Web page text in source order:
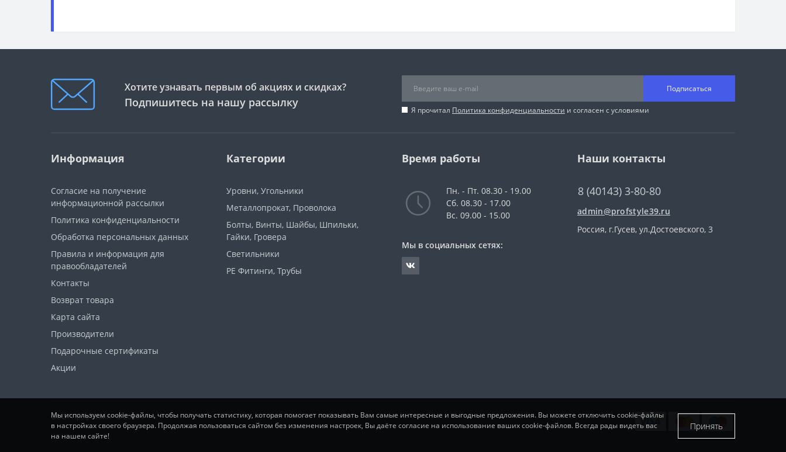
Хотите узнавать первым об акциях и скидках?
Подпишитесь на нашу рассылку
Подписаться
Я прочитал Политика конфиденциальности и согласен с условиями
Информация
Согласие на получение
информационной рассылки
Политика конфиденциальности
Обработка персональных данных
Правила и информация для
правообладателей
Контакты
Возврат товара
Карта сайта
Производители
Подарочные сертификаты
Акции
Категории
Уровни, Угольники
Металлопрокат, Проволока
Болты, Винты, Шайбы, Шпильки,
Гайки, Гровера
Светильники
PE Фитинги, Трубы
Время работы
Пн. - Пт. 08.30 - 19.00
Сб. 08.30 - 17.00
Вс. 09.00 - 15.00
Мы в социальных сетях:
Наши контакты
8 (40143) 3-80-80
admin@profstyle39.ru
Россия, г.Гусев, ул.Достоевского, 3
ООО "ПрофСтайл" © 2026
Мы используем cookie-файлы, чтобы получать статистику, которая помогает показывать Вам самые интересные и выгодные предложения. Вы можете отключить cookie-файлы
в настройках своего браузера. Продолжая пользоваться сайтом без изменения настроек, Вы даёте согласие на использование ваших cookie-файлов. Всегда рады видеть вас
на нашем сайте!
Принять